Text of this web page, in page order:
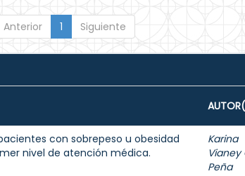
Anterior 1 Siguiente
con sobrepeso u obesidad
nivel de atención médica.
Karina
Vianey
Peña